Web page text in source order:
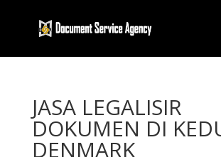
JASA LEGALISIR
DOKUMEN DI
DENMARK